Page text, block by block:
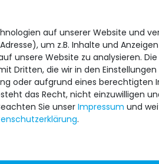
auf unserer Website und
um z.B. Inhalte und
unsere Website zu analysieren.
Dritten, die wir in den
oder aufgrund eines berechtigten
das Recht, nicht einzuwilligen
Sie unser Impressum und
.